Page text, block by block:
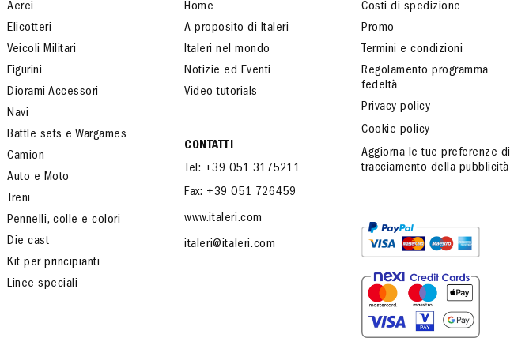
Aerei
Elicotteri
Veicoli Militari
Figurini
Diorami Accessori
Navi
Battle sets e Wargames
Camion
Auto e Moto
Treni
Pennelli, colle e colori
Die cast
Kit per principianti
Linee speciali
Home
A proposito di Italeri
Italeri nel mondo
Notizie ed Eventi
Video tutorials
CONTATTI
Tel: +39 051 3175211
Fax: +39 051 726459
www.italeri.com
italeri@italeri.com
Costi di spedizione
Promo
Termini e condizioni
Regolamento programma
fedeltà
Privacy policy
Cookie policy
Aggiorna le tue preferenze di
tracciamento della pubblicità